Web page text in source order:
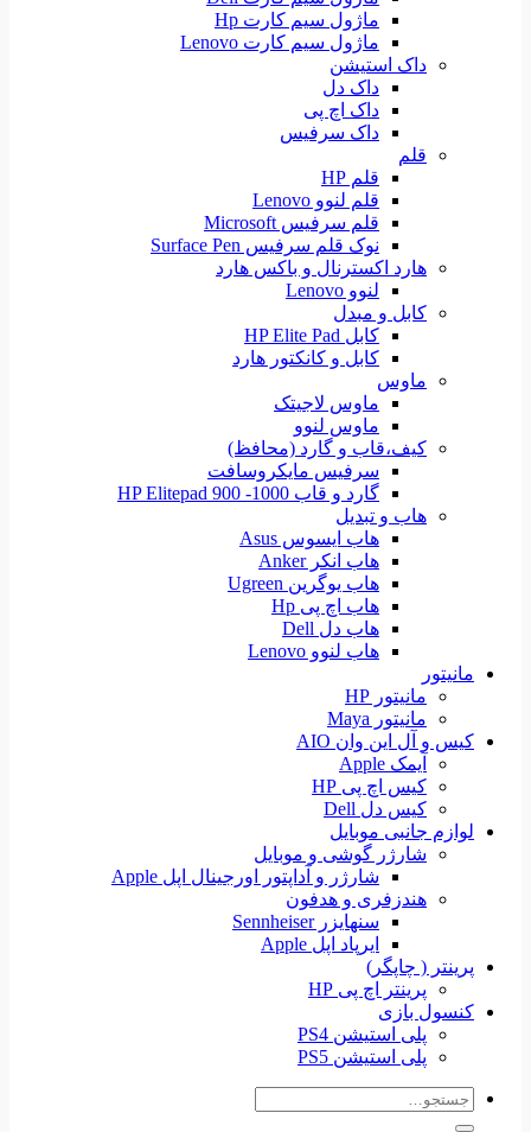
ماژول سیم کارت Hp
ماژول سیم کارت Lenovo
داک استیشن
داک دل
داک اچ پی
داک سرفیس
قلم
قلم HP
قلم لنوو Lenovo
قلم سرفیس Microsoft
نوک قلم سرفیس Surface Pen
هارد اکسترنال و باکس هارد
لنوو Lenovo
کابل و مبدل
کابل HP Elite Pad
کابل و کانکتور هارد
ماوس
ماوس لاجیتک
ماوس لنوو
کیف،قاب و گارد (محافظ)
سرفیس مایکروسافت
گارد و قاب HP Elitepad 900 -1000
هاب و تبدیل
هاب ایسوس Asus
هاب انکر Anker
هاب یوگرین Ugreen
هاب اچ پی Hp
هاب دل Dell
هاب لنوو Lenovo
مانیتور
مانیتور HP
مانیتور Maya
کیس و آل این وان AIO
آیمک Apple
کیس اچ پی HP
کیس دل Dell
لوازم جانبی موبایل
شارژر گوشی و موبایل
شارژر و آداپتور اورجینال اپل Apple
هندزفری و هدفون
سنهایزر Sennheiser
ایرپاد اپل Apple
پرینتر ( چاپگر)
پرینتر اچ پی HP
کنسول بازی
پلی استیشن PS4
پلی استیشن PS5
جستجو